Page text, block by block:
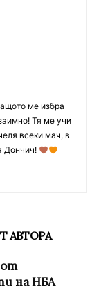
ме избра
Тя ме учи
всеки мач, в
Дончич!
АВТОРА
от
на НБА